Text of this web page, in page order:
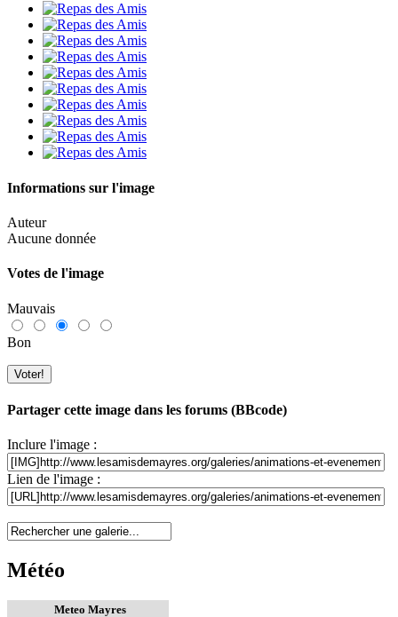
Informations sur l'image
Auteur
Aucune donnée
Votes de l'image
Mauvais
Bon
Partager cette image dans les forums (BBcode)
Inclure l'image :
Lien de l'image :
Météo
Meteo Mayres